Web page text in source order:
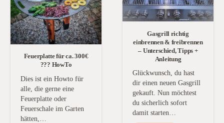
Feuerplatte für ca. 300€
??? HowTo
Dies ist ein Howto für
alle, die gerne eine
Feuerplatte oder
Feuerschale im Garten
hätten,…
Gasgrill richtig
einbrennen & freibrennen
– Unterschied, Tipps +
Anleitung
Glückwunsch, du hast
dir einen neuen Gasgrill
gekauft. Nun möchtest
du sicherlich sofort
damit starten…